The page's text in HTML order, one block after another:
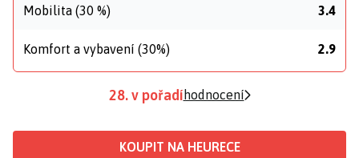
Mobilita (30 %) 3.4
Komfort a vybavení (30%) 2.9
28. v pořadí hodnocení
KOUPIT NA HEURECE